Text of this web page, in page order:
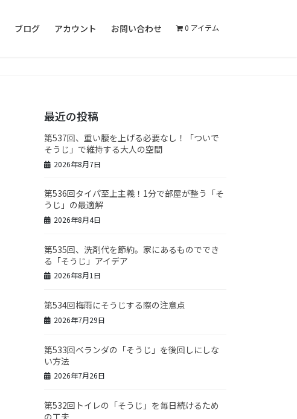
ブログ アカウント お問い合わせ 0 アイテム
最近の投稿
第537回、重い腰を上げる必要なし！「ついで
そうじ」で維持する大人の空間
2026年8月7日
第536回タイパ至上主義！1分で部屋が整う「そ
うじ」の最適解
2026年8月4日
第535回、洗剤代を節約。家にあるものででき
る「そうじ」アイデア
2026年8月1日
第534回梅雨にそうじする際の注意点
2026年7月29日
第533回ベランダの「そうじ」を後回しにしな
い方法
2026年7月26日
第532回トイレの「そうじ」を毎日続けるため
の工夫